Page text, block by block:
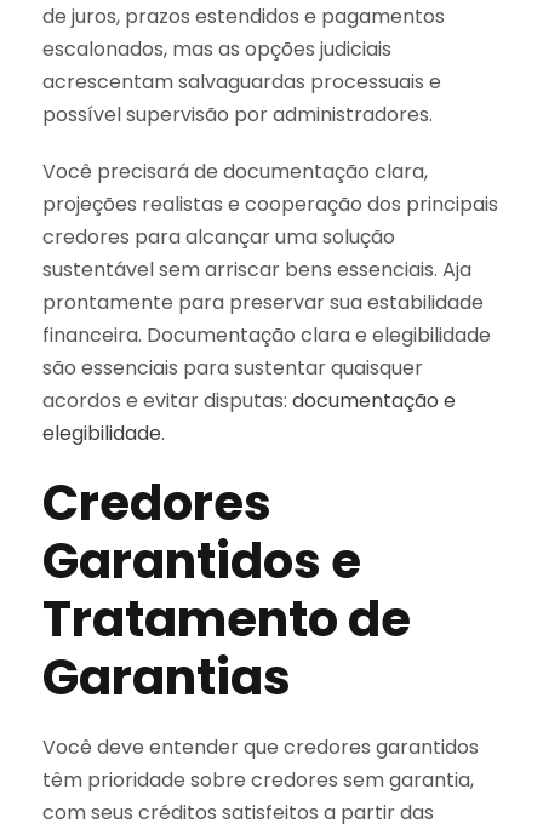
de juros, prazos estendidos e pagamentos
escalonados, mas as opções judiciais
acrescentam salvaguardas processuais e
possível supervisão por administradores.
Você precisará de documentação clara,
projeções realistas e cooperação dos principais
credores para alcançar uma solução
sustentável sem arriscar bens essenciais. Aja
prontamente para preservar sua estabilidade
financeira. Documentação clara e elegibilidade
são essenciais para sustentar quaisquer
acordos e evitar disputas: documentação e
elegibilidade.
Credores
Garantidos e
Tratamento de
Garantias
Você deve entender que credores garantidos
têm prioridade sobre credores sem garantia,
com seus créditos satisfeitos a partir das